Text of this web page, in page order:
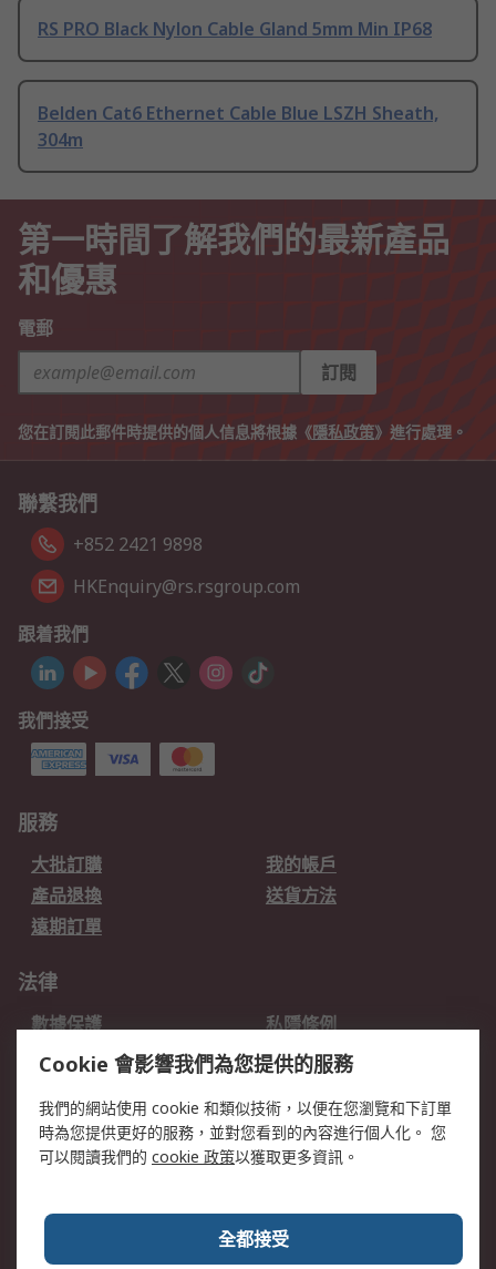
RS PRO Black Nylon Cable Gland 5mm Min IP68
Belden Cat6 Ethernet Cable Blue LSZH Sheath,
304m
第一時間了解我們的最新產品
和優惠
電郵
訂閱
您在訂閱此郵件時提供的個人信息將根據《隱私政策》進行處理。
聯繫我們
+852 2421 9898
HKEnquiry@rs.rsgroup.com
跟着我們
我們接受
服務
大批訂購
我的帳戶
產品退換
送貨方法
遠期訂單
法律
數據保護
私隱條例
網站條款
郵件安全
關於RS
全球辦事處
加入我們
關於RS
Cookie 會影響我們為您提供的服務
我們的網站使用 cookie 和類似技術，以便在您瀏覽和下訂單
時為您提供更好的服務，並對您看到的內容進行個人化。 您
可以閱讀我們的 cookie 政策以獲取更多資訊。
全都接受